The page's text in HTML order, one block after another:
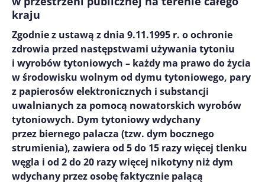
kraju
Zgodnie z ustawą z dnia 9.11.1995 r. o ochronie
zdrowia przed następstwami używania tytoniu
i wyrobów tytoniowych – każdy ma prawo do życia
w środowisku wolnym od dymu tytoniowego, pary
z papierosów elektronicznych i substancji
uwalnianych za pomocą nowatorskich wyrobów
tytoniowych. Dym tytoniowy wdychany
przez biernego palacza (tzw. dym bocznego
strumienia), zawiera od 5 do 15 razy więcej tlenku
węgla i od 2 do 20 razy więcej nikotyny niż dym
wdychany przez osobę faktycznie palącą